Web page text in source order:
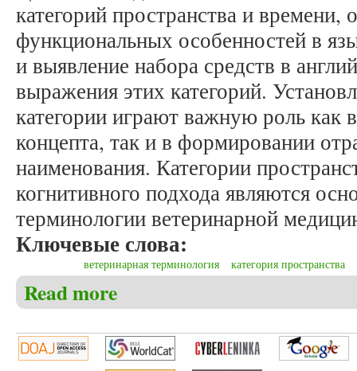
категорий пространства и времени,
функциональных особенностей в
и выявление набора средств в
выражения этих категорий.
категории играют важную роль как
концепта, так и в формировании
наименования. Категории
когнитивного подхода являются
терминологии ветеринарной
Ключевые слова:
ветеринарная терминология категория пространства
Read more